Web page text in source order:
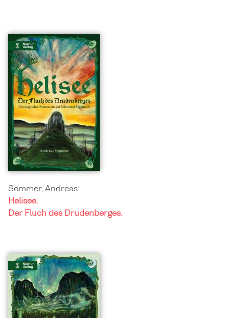
Sommer, Andreas:
Helisee.
Der Fluch des Drudenberges.